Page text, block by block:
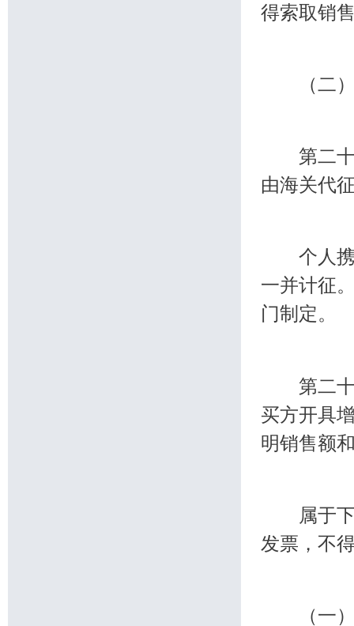
得索取销
（二）
第二十
由海关代
个人携
一并计征
门制定。
第二十
买方开具
明销售额
属于下
发票，不
（一）